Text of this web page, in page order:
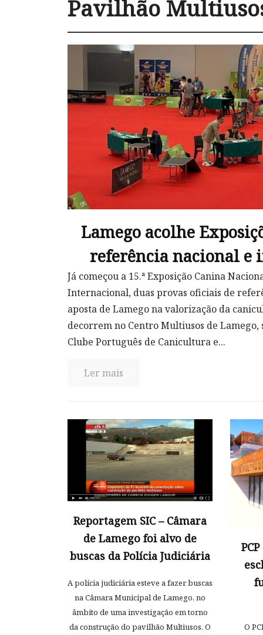
Pavilhão
Lamego acolhe
referência nacional e
Já começou a 15.ª Exposição Canina
Internacional, duas provas oficiais de
aposta de Lamego na valorização da
decorrem no Centro Multiusos de Lamego,
Clube Português de Canicultura e...
Ler mais
Reportagem SIC – Câmara
de Lamego foi alvo de
buscas da Polícia Judiciária
A polícia judiciária esteve a fazer buscas
na Câmara Municipal de Lamego, no
âmbito de uma investigação em torno
da construção do pavilhão Multiusos. O
O